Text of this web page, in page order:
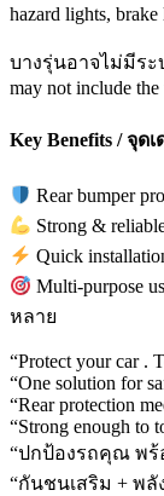
hazard lights, brake
บางรุ่นอาจไม่มีระ
may not include
Key Benefits / จุดเ
Rear bumper
Strong &
Quick
Multi-purpose
หลาย
“Protect your car .
“One solution for
“Rear protection
“Strong enough to
“ปกป้องรถคุณ พร้
“กันชนเสริม + พลั